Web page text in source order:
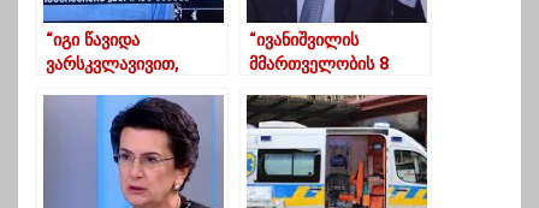
“იგი წავიდა
ვარსკვლავივით,
თავზე გაბრწყინდეს”
“ივანიშვილის
მმართველობის 8
ბიუჯეტიდან 100
მილიარდზე მეტი
დაიხარჯა”